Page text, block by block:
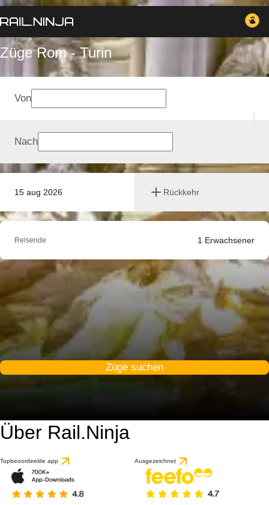
Züge Rom - Turin
15 aug 2026 Rückkehr
Von
Nach
Reisende 1 Erwachsener
Züge suchen
Über Rail.Ninja
Topbeoordeelde app Ausgezeichnetbasierend auf 65